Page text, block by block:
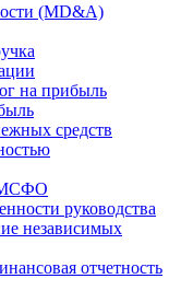
(MD&A)
на прибыль
средств
МСФО
руководства
независимых
отчетность